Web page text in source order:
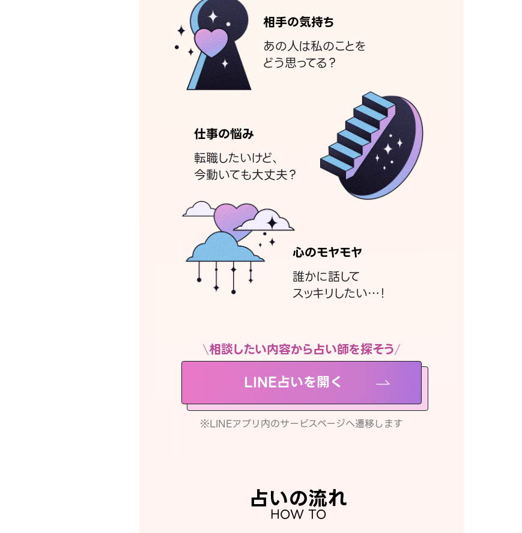
相手の気持ち
あの人は私のことを
どう思ってる？
仕事の悩み
転職したいけど、
今動いても大丈夫？
心のモヤモヤ
誰かに話して
スッキリしたい…！
相談したい内容から占い師を探そう
LINE占いを開く
※LINEアプリ内のサービスページへ遷移します
占いの流れ
HOW TO